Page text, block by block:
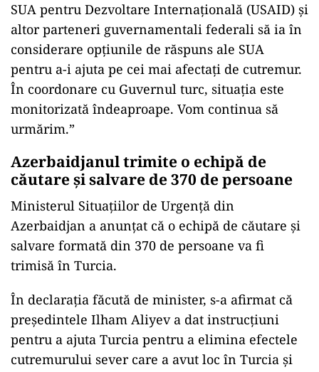
SUA pentru Dezvoltare Internațională (USAID) și
altor parteneri guvernamentali federali să ia în
considerare opțiunile de răspuns ale SUA
pentru a-i ajuta pe cei mai afectați de cutremur.
În coordonare cu Guvernul turc, situația este
monitorizată îndeaproape. Vom continua să
urmărim.”
Azerbaidjanul trimite o echipă de
căutare și salvare de 370 de persoane
Ministerul Situațiilor de Urgență din
Azerbaidjan a anunțat că o echipă de căutare și
salvare formată din 370 de persoane va fi
trimisă în Turcia.
În declarația făcută de minister, s-a afirmat că
președintele Ilham Aliyev a dat instrucțiuni
pentru a ajuta Turcia pentru a elimina efectele
cutremurului sever care a avut loc în Turcia și